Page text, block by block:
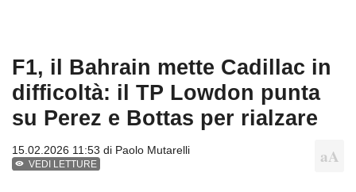
F1, il Bahrain mette Cadillac in
difficoltà: il TP Lowdon punta
su Perez e Bottas per rialzare
15.02.2026 11:53 di Paolo Mutarelli
VEDI LETTURE